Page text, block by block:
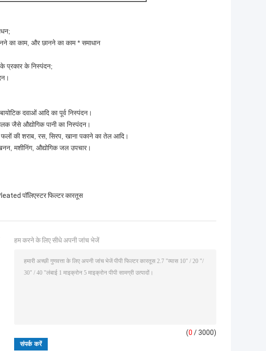
का काम, और छानने का काम * समाधान
के प्रकार के निस्पंदन;
दवाओं आदि का पूर्व निस्पंदन।
जैसे औद्योगिक पानी का निस्पंदन।
की शराब, रस, सिरप, खाना पकाने का तेल आदि।
मशीनिंग, औद्योगिक जल उपचार।
पॉलिएस्टर फिल्टर कारतूस
हम करने के लिए सीधे अपनी जांच भेजें
(0 / 3000)